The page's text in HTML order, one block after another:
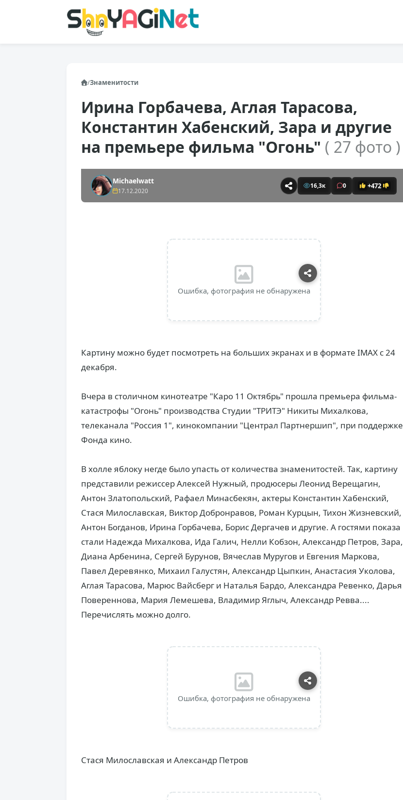
/Знаменитости
Ирина Горбачева, Аглая Тарасова,
Константин Хабенский, Зара и другие
на премьере фильма "Огонь" ( 27 фото )
Michaelwatt
17.12.2020
16,3к 0 +472
Ошибка, фотография не обнаружена
Картину можно будет посмотреть на больших экранах и в формате IMAX с 24
декабря.
Вчера в столичном кинотеатре "Каро 11 Октябрь" прошла премьера фильма-
катастрофы "Огонь" производства Студии "ТРИТЭ" Никиты Михалкова,
телеканала "Россия 1", кинокомпании "Централ Партнершип", при поддержке
Фонда кино.
В холле яблоку негде было упасть от количества знаменитостей. Так, картину
представили режиссер Алексей Нужный, продюсеры Леонид Верещагин,
Антон Златопольский, Рафаел Минасбекян, актеры Константин Хабенский,
Стася Милославская, Виктор Добронравов, Роман Курцын, Тихон Жизневский,
Антон Богданов, Ирина Горбачева, Борис Дергачев и другие. А гостями показа
стали Надежда Михалкова, Ида Галич, Нелли Кобзон, Александр Петров, Зара,
Диана Арбенина, Сергей Бурунов, Вячеслав Муругов и Евгения Маркова,
Павел Деревянко, Михаил Галустян, Александр Цыпкин, Анастасия Уколова,
Аглая Тарасова, Марюс Вайсберг и Наталья Бардо, Александра Ревенко, Дарья
Повереннова, Мария Лемешева, Владимир Яглыч, Александр Ревва....
Перечислять можно долго.
Ошибка, фотография не обнаружена
Стася Милославская и Александр Петров